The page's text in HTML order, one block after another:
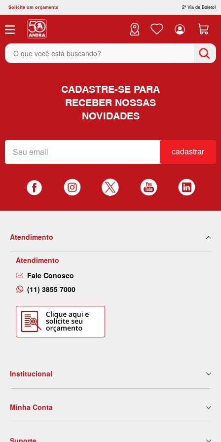
Solicite um orçamento 2ª Via de Boleto!
O que você está buscando?
CADASTRE-SE PARA
RECEBER NOSSAS
NOVIDADES
cadastrar
Atendimento
Atendimento
Fale Conosco
(11) 3855 7000
Institucional
Nossas Lojas
Serviços
Minha Conta